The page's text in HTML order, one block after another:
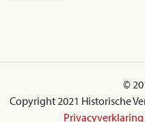
©
Copyright 2021 Historische
Privacyverklaring